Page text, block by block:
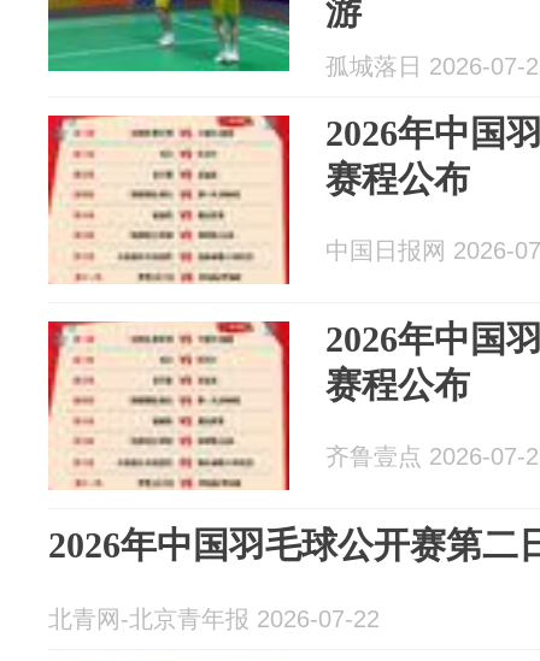
游
孤城落日 2026-07-
2026年中国
赛程公布
中国日报网 2026-
2026年中国
赛程公布
齐鲁壹点 2026-07-
2026年中国羽毛球公开赛第二
北青网-北京青年报 2026-07-22